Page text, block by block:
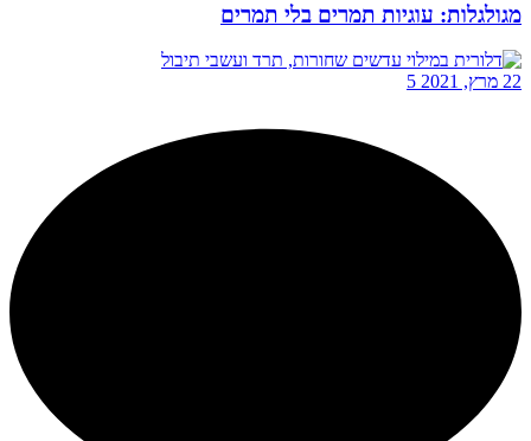
מגולגלות: עוגיות תמרים בלי תמרים
22 מרץ, 2021 5